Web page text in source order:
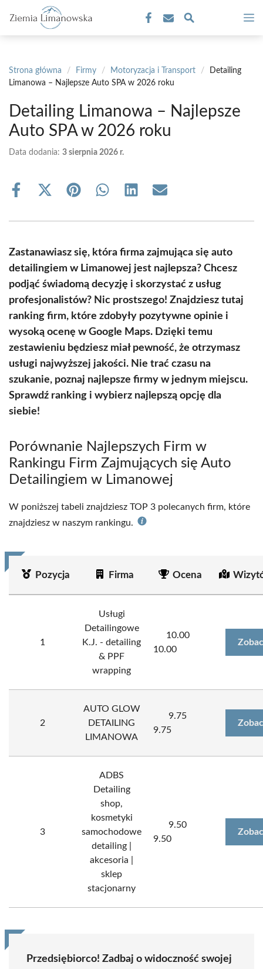
treści
Strona główna / Firmy / Motoryzacja i Transport /
Detailing
Limanowa – Najlepsze Auto SPA w 2026 roku
Detailing Limanowa – Najlepsze
Auto SPA w 2026 roku
Data dodania: 3 sierpnia 2026 r.
Share
Share
(Twitter)
Share Share Share Share
Zastanawiasz się, która firma zajmująca się auto
detailingiem w Limanowej jest najlepsza? Chcesz
podjąć świadomą decyzję i skorzystać z usług
profesjonalistów? Nic prostszego! Znajdziesz tutaj
ranking firm, które zdobyły pozytywne opinie i
wysoką ocenę w Google Maps. Dzięki temu
zestawieniu będziesz miał pewność, że otrzymasz
usługi najwyższej jakości. Nie trać czasu na
szukanie, poznaj najlepsze firmy w jednym miejscu.
Sprawdź ranking i wybierz najlepszą opcję dla
siebie!
Porównanie Najlepszych Firm w
Rankingu Firm Zajmujących się Auto
Detailingiem w Limanowej
W poniższej tabeli znajdziesz TOP 3 polecanych firm, które
znajdziesz w naszym rankingu.
Pozycja Firma Ocena
1
Usługi
Detailingowe
K.J. - detailing
& PPF
wrapping
10.00
10.00
2
AUTO GLOW
DETAILING
LIMANOWA
9.75
9.75
3
ADBS
Detailing
shop,
kosmetyki
samochodowe
detailing |
akcesoria |
sklep
stacjonarny
9.50
9.50
Przedsiębiorco! Zadbaj o widoczność swojej